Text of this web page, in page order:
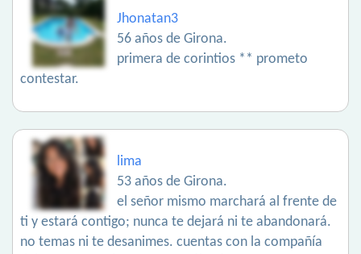
Jhonatan3
56 años de Girona.
primera de corintios ** prometo
contestar.
lima
53 años de Girona.
el señor mismo marchará al frente de
ti y estará contigo; nunca te dejará ni te abandonará.
no temas ni te desanimes. cuentas con la compañía